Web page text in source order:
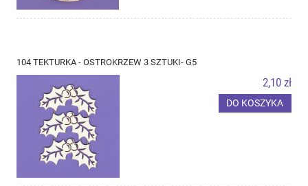
104 TEKTURKA - OSTROKRZEW 3 SZTUKI- G5
2,10 zł
DO KOSZYKA